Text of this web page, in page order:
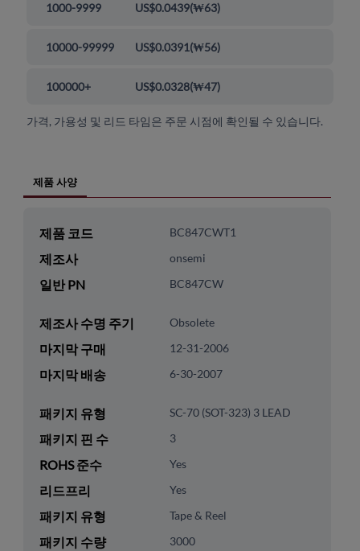
1000-9999 US$0.0439(₩63)
10000-99999 US$0.0391(₩56)
100000+ US$0.0328(₩47)
가격, 가용성 및 리드 타임은 주문 시점에 확인될 수 있습니다.
제품 사양
제품 코드 BC847CWT1
제조사 onsemi
일반 PN BC847CW
제조사 수명 주기 Obsolete
마지막 구매 12-31-2006
마지막 배송 6-30-2007
패키지 유형 SC-70 (SOT-323) 3 LEAD
패키지 핀 수 3
ROHS 준수 Yes
리드프리 Yes
패키지 유형 Tape & Reel
패키지 수량 3000